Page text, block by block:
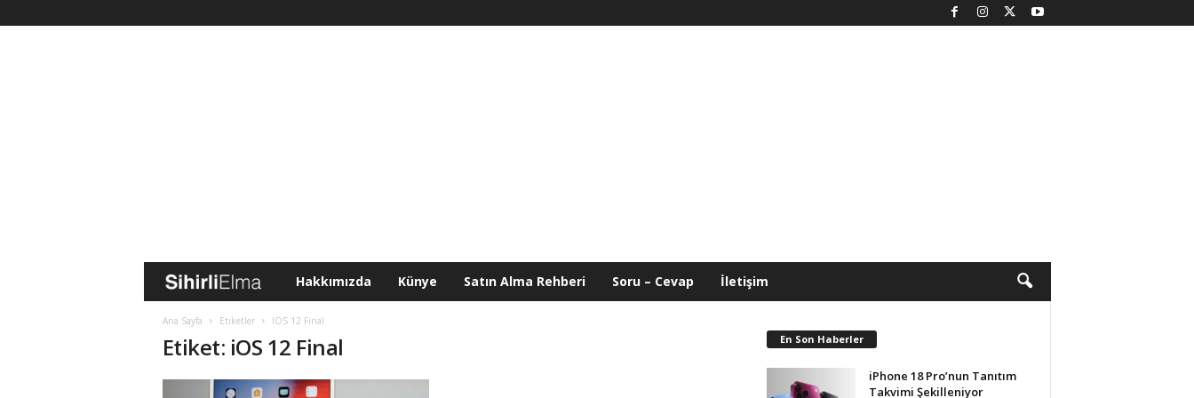
i
h
Hakkımızda Künye Satın Alma Rehberi Soru – Cevap İletişim
Ana Sayfa Etiketler IOS 12 Final
Etiket: iOS 12 Final En Son Haberler
iPhone 18 Pro’nun Tanıtım
Takvimi Şekilleniyor